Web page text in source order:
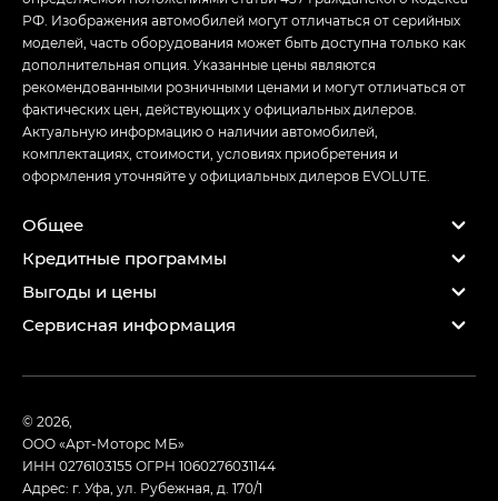
РФ. Изображения автомобилей могут отличаться от серийных
моделей, часть оборудования может быть доступна только как
дополнительная опция. Указанные цены являются
рекомендованными розничными ценами и могут отличаться от
фактических цен, действующих у официальных дилеров.
Актуальную информацию о наличии автомобилей,
комплектациях, стоимости, условиях приобретения и
оформления уточняйте у официальных дилеров EVOLUTE.
Общее
Кредитные программы
Выгоды и цены
Сервисная информация
© 2026,
ООО «Арт-Моторс МБ»
ИНН 0276103155ОГРН 1060276031144
Адрес: г. Уфа, ул. Рубежная, д. 170/1